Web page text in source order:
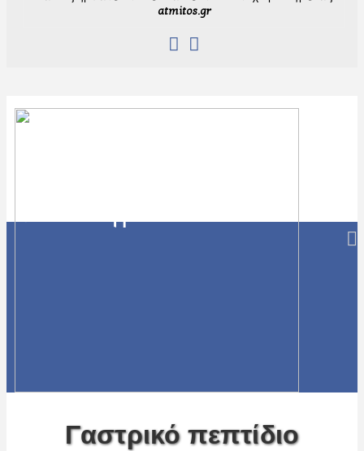
atmitos.gr
Navigation
Γαστρικό πεπτίδιο